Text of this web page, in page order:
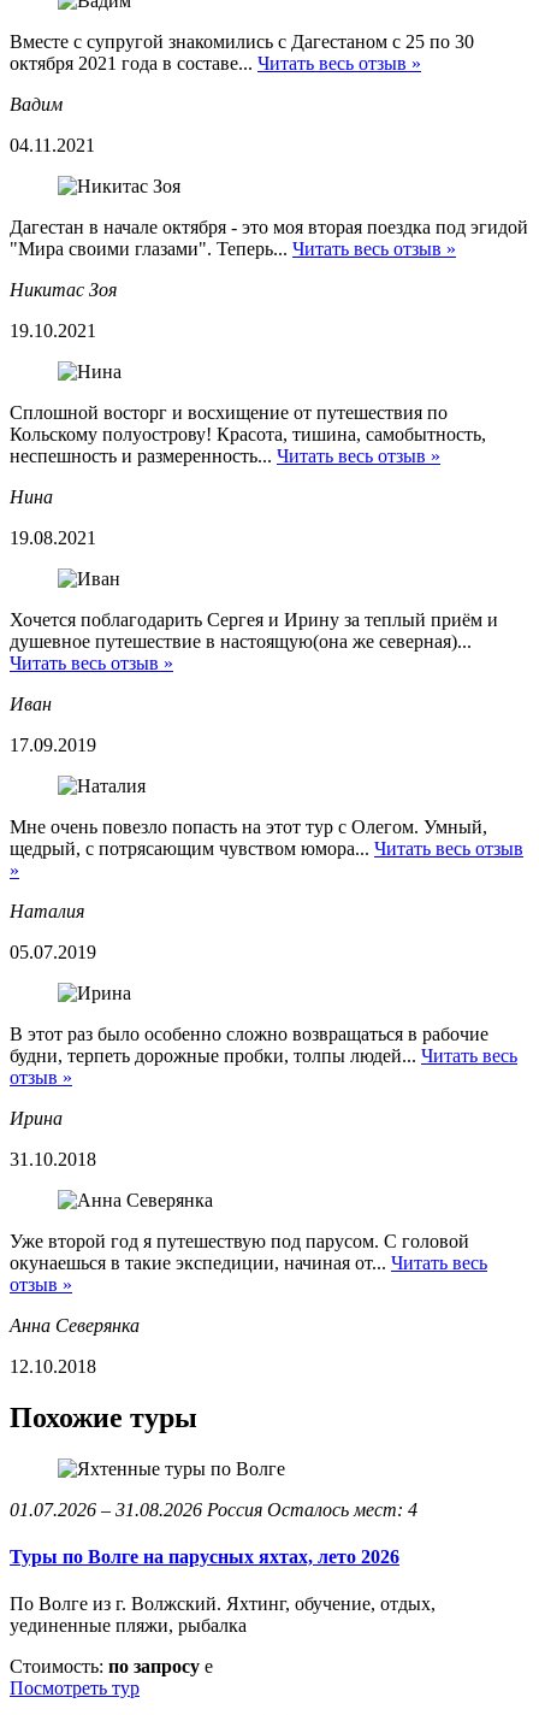
Вместе с супругой знакомились с Дагестаном с 25 по 30
октября 2021 года в составе... Читать весь отзыв »
Вадим
04.11.2021
Дагестан в начале октября - это моя вторая поездка под эгидой
"Мира своими глазами". Теперь... Читать весь отзыв »
Никитас Зоя
19.10.2021
Сплошной восторг и восхищение от путешествия по
Кольскому полуострову! Красота, тишина, самобытность,
неспешность и размеренность... Читать весь отзыв »
Нина
19.08.2021
Хочется поблагодарить Сергея и Ирину за теплый приём и
душевное путешествие в настоящую(она же северная)...
Читать весь отзыв »
Иван
17.09.2019
Мне очень повезло попасть на этот тур с Олегом. Умный,
щедрый, с потрясающим чувством юмора... Читать весь отзыв
»
Наталия
05.07.2019
В этот раз было особенно сложно возвращаться в рабочие
будни, терпеть дорожные пробки, толпы людей... Читать весь
отзыв »
Ирина
31.10.2018
Уже второй год я путешествую под парусом. С головой
окунаешься в такие экспедиции, начиная от... Читать весь
отзыв »
Анна Северянка
12.10.2018
Похожие туры
01.07.2026 – 31.08.2026 Россия Осталось мест: 4
Туры по Волге на парусных яхтах, лето 2026
По Волге из г. Волжский. Яхтинг, обучение, отдых,
уединенные пляжи, рыбалка
Стоимость: по запросу e
Посмотреть тур